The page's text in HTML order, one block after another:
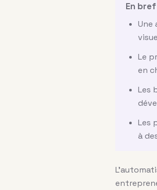
En bref
Une
Le
en
Les
Les
à